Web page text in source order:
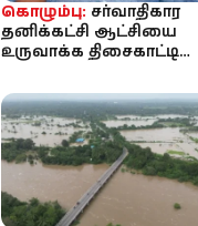
கொழும்பு: சர்வாதிகார
தனிக்கட்சி ஆட்சியை
உருவாக்க திசைகாட்டி
பிரேமதாச ...